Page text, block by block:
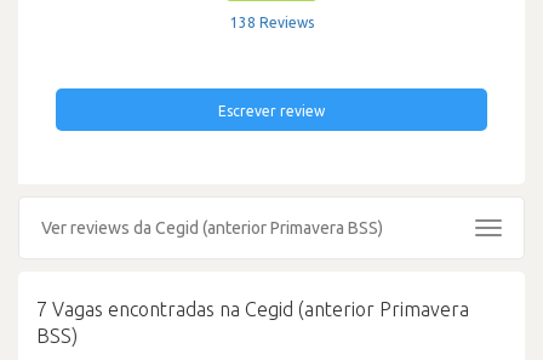
138 Reviews
Escrever review
Ver reviews da Cegid (anterior Primavera BSS)
Toggle
7 Vagas encontradas na Cegid (anterior Primavera
BSS)